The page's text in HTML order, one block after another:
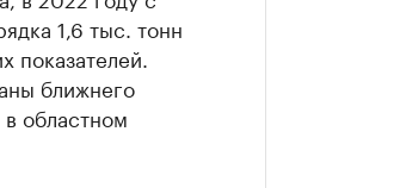
1,6 тыс. тонн
ближнего
областном